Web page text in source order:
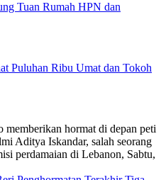
Tuan Rumah HPN dan
Puluhan Ribu Umat dan Tokoh